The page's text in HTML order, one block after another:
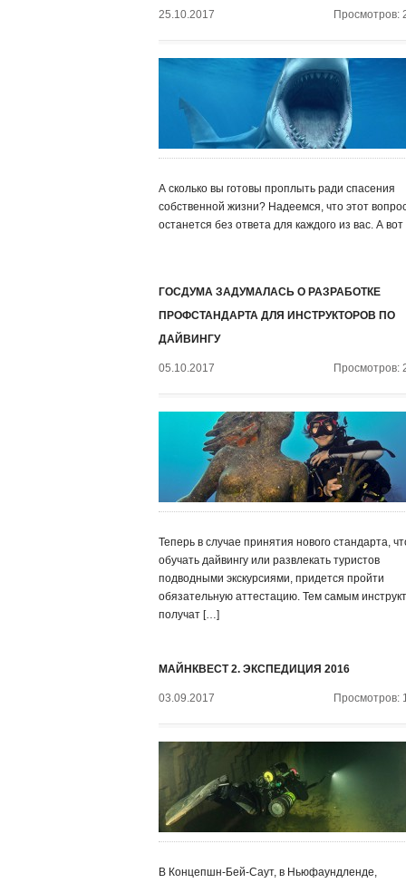
25.10.2017 Просмотров:
А сколько вы готовы проплыть ради спасения
собственной жизни? Надеемся, что этот
останется без ответа для каждого из вас. А
ГОСДУМА ЗАДУМАЛАСЬ О РАЗРАБОТКЕ
ПРОФСТАНДАРТА ДЛЯ ИНСТРУКТОРОВ ПО
ДАЙВИНГУ
05.10.2017 Просмотров:
Теперь в случае принятия нового стандарта,
обучать дайвингу или развлекать туристов
подводными экскурсиями, придется пройти
обязательную аттестацию. Тем самым
получат […]
МАЙНКВЕСТ 2. ЭКСПЕДИЦИЯ 2016
03.09.2017 Просмотров:
В Концепшн-Бей-Саут, в Ньюфаундленде,